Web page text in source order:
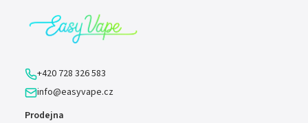
+420 728 326 583
info@easyvape.cz
Prodejna